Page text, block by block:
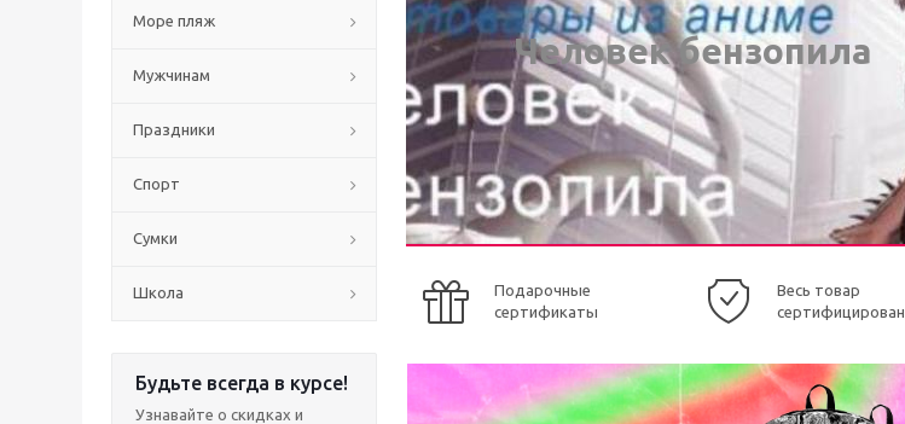
Море пляж
Мужчинам
Праздники
Спорт
Сумки
Школа
Будьте всегда в курсе!
Узнавайте о скидках и
Человек бензопила
Подарочные
сертификаты
Весь товар
сертифицирован